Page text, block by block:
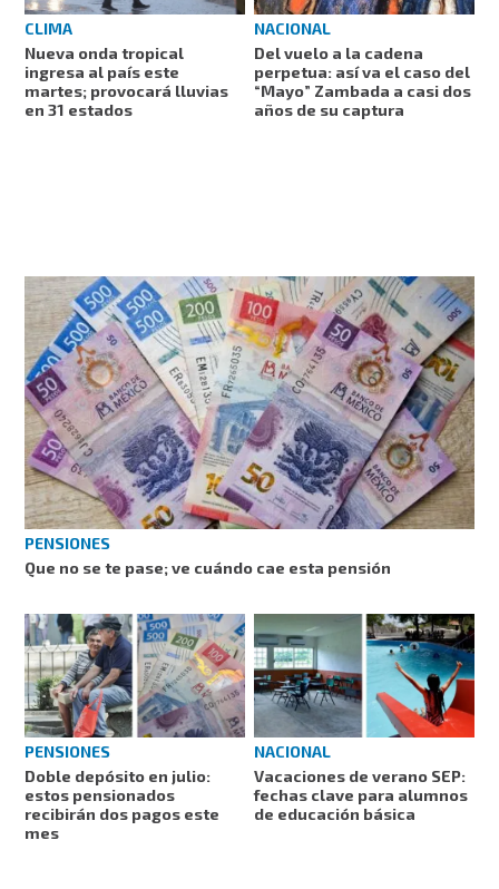
CLIMA
Nueva onda tropical
ingresa al país este
martes; provocará lluvias
en 31 estados
NACIONAL
Del vuelo a la cadena
perpetua: así va el caso del
“Mayo” Zambada a casi dos
años de su captura
PENSIONES
Que no se te pase; ve cuándo cae esta pensión
PENSIONES
Doble depósito en julio:
estos pensionados
recibirán dos pagos este
mes
NACIONAL
Vacaciones de verano SEP:
fechas clave para alumnos
de educación básica